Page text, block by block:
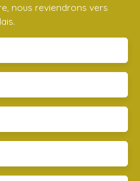
nous reviendrons vers